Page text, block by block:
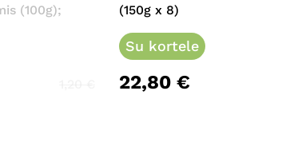
(100g);
(150g x 8)
Su kortele
22,80 €